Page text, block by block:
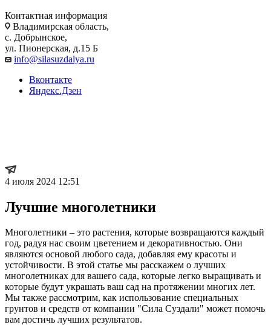
Контактная информация
Владимирская область,
с. Добрынское,
ул. Пионерская, д.15 Б
info@silasuzdalya.ru
Вконтакте
Яндекс.Дзен
4 июля 2024 12:51
Лучшие многолетники
Многолетники – это растения, которые возвращаются каждый
год, радуя нас своим цветением и декоративностью. Они
являются основой любого сада, добавляя ему красоты и
устойчивости. В этой статье мы расскажем о лучших
многолетниках для вашего сада, которые легко выращивать и
которые будут украшать ваш сад на протяжении многих лет.
Мы также рассмотрим, как использование специальных
грунтов и средств от компании "Сила Суздали" может помочь
вам достичь лучших результатов.